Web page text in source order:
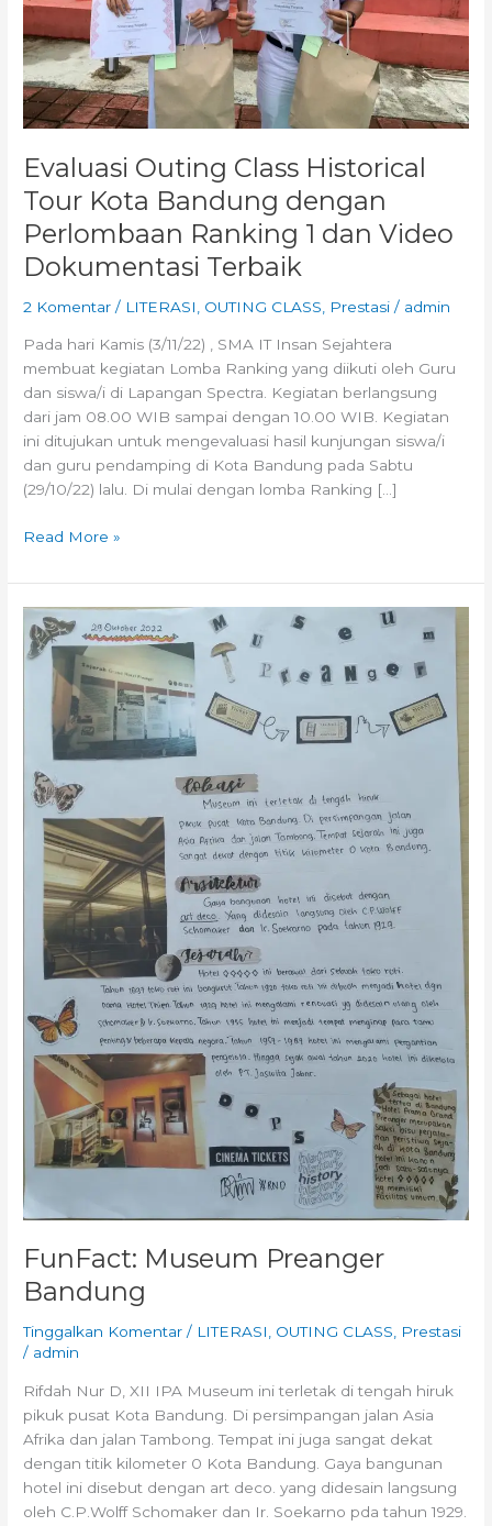
Evaluasi Outing Class Historical
Tour Kota Bandung dengan
Perlombaan Ranking 1 dan Video
Dokumentasi Terbaik
2 Komentar / LITERASI OUTING CLASS Prestasi / admin
Pada hari Kamis (3/11/22) , SMA IT Insan Sejahtera
membuat kegiatan Lomba Ranking yang diikuti oleh Guru
dan siswa/i di Lapangan Spectra. Kegiatan berlangsung
dari jam 08.00 WIB sampai dengan 10.00 WIB. Kegiatan
ini ditujukan untuk mengevaluasi hasil kunjungan siswa/i
dan guru pendamping di Kota Bandung pada Sabtu
(29/10/22) lalu. Di mulai dengan lomba Ranking […]
Ranking
1
dan
Video
Dokumentasi
Read More »
FunFact: Museum Preanger
Bandung
Tinggalkan Komentar / LITERASI OUTING CLASS
Prestasi
/ admin
Rifdah Nur D, XII IPA Museum ini terletak di tengah hiruk
pikuk pusat Kota Bandung. Di persimpangan jalan Asia
Afrika dan jalan Tambong. Tempat ini juga sangat dekat
dengan titik kilometer 0 Kota Bandung. Gaya bangunan
hotel ini disebut dengan art deco. yang didesain langsung
oleh C.P.Wolff Schomaker dan Ir. Soekarno pda tahun 1929.
FunFact:
Museum
Preanger
Bandung